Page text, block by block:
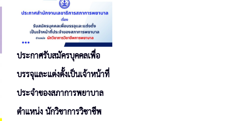
ประกาศรับสมัครบุคคลเพื่อ
บรรจุและแต่งตั้งเป็นเจ้าหน้าที่
ประจำของสภาการพยาบาล
ตำแหน่ง นักวิชาการวิชาชีพ